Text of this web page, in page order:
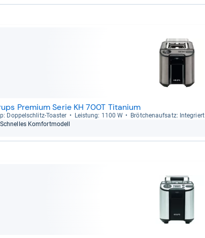
Premium Serie KH 700T Titanium
Dop­pel­schlitz-​Toas­ter Leis­tung: 1100 W
Bröt­chen­auf­satz: Inte­griert
Schnel­les Kom­fort­mo­dell